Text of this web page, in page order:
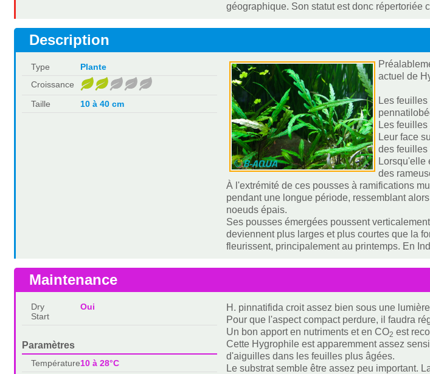
géographique. Son statut est donc répertoriée
Description
Type
Plante
Croissance
Taille
10 à 40 cm
actuel de
Les
Les
Leur face
des feuilles
Lorsqu'elle
des
À l'extrémité de ces pousses à ramifications
pendant une longue période, ressemblant
noeuds épais.
Ses pousses émergées poussent
deviennent plus larges et plus courtes que la
fleurissent, principalement au printemps. En
Maintenance
Dry
Start
Oui
Paramètres
Température10 à 28°C
H. pinnatifida croit assez bien sous une
Pour que l'aspect compact perdure, il faudra
Un bon apport en nutriments et en CO2 est
Cette Hygrophile est apparemment assez
d'aiguilles dans les feuilles plus âgées.
Le substrat semble être assez peu important.